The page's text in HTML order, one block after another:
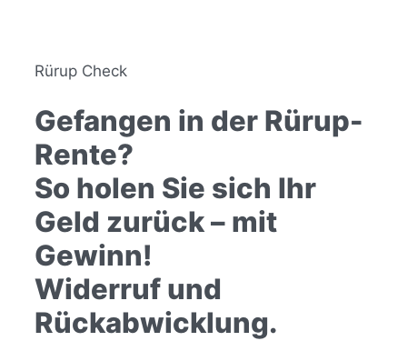
Rürup Check
Gefangen in der Rürup-
Rente?
So holen Sie sich Ihr
Geld zurück – mit
Gewinn!
Widerruf und
Rückabwicklung.